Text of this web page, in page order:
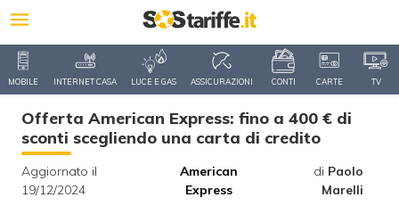
MOBILE INTERNET CASA LUCE E GAS ASSICURAZIONI CONTI CARTE TV
Offerta American Express: fino a 400 € di
sconti scegliendo una carta di credito
Aggiornato il
19/12/2024
American
Express
di Paolo
Marelli